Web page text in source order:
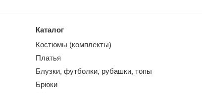
Каталог
Костюмы (комплекты)
Платья
Блузки, футболки, рубашки, топы
Брюки